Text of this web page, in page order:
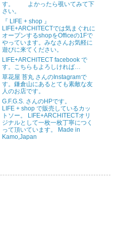
す。 よかったら覗いてみて下
さい。
『 LIFE + shop 』
LIFE+ARCHITECTでは気まぐれに
オープンするshopをOfficeの1Fで
やっています。みなさんお気軽に
遊びに来てください。
LIFE+ARCHITECT facebook で
す。こちらもよろしければ…
草花屋 苔丸 さんのInstagramで
す。鎌倉山にあるとても素敵な友
人のお店です。
G.F.G.S. さんのHPです。
LIFE + shop で販売しているカッ
トソー。 LIFE+ARCHITECTオリ
ジナルとして一枚一枚丁寧につく
って頂いています。 Made in
Kamo,Japan